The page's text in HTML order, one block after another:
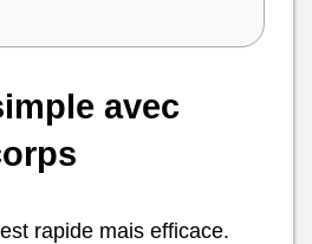
avec
rapide mais efficace.